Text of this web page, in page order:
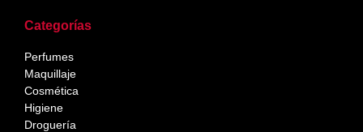
Categorías
Perfumes
Maquillaje
Cosmética
Higiene
Droguería